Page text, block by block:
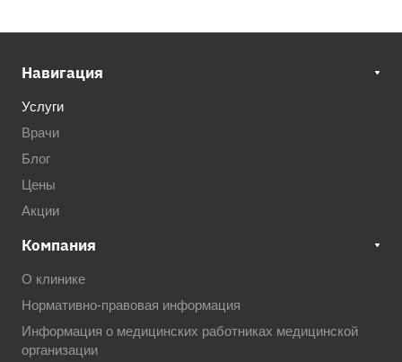
Навигация
Услуги
Врачи
Блог
Цены
Акции
Компания
О клинике
Нормативно-правовая информация
Информация о медицинских работниках медицинской
организации